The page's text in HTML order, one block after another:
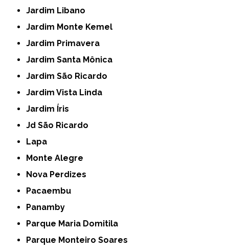
Jardim Libano
Jardim Monte Kemel
Jardim Primavera
Jardim Santa Mônica
Jardim São Ricardo
Jardim Vista Linda
Jardim Íris
Jd São Ricardo
Lapa
Monte Alegre
Nova Perdizes
Pacaembu
Panamby
Parque Maria Domitila
Parque Monteiro Soares